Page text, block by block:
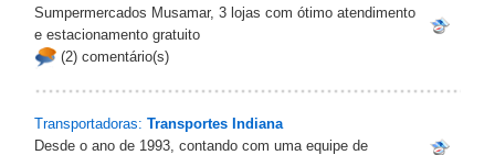
Sumpermercados Musamar, 3 lojas com ótimo atendimento
e estacionamento gratuito
(2) comentário(s)
Transportadoras: Transportes Indiana
Desde o ano de 1993, contando com uma equipe de